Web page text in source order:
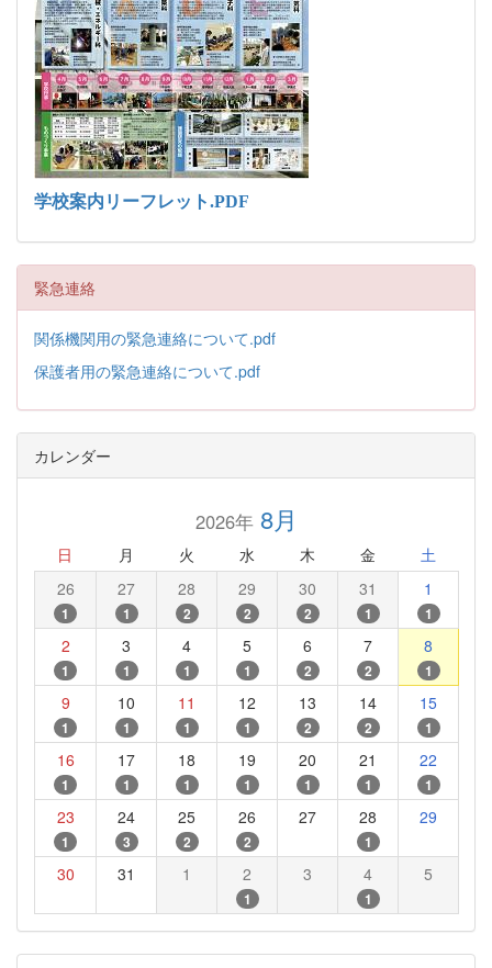
学校案内リーフレット.PDF
緊急連絡
関係機関用の緊急連絡について.pdf
保護者用の緊急連絡について.pdf
カレンダー
2026年8月
日 月 火 水 木 金 土
26
1
27
1
28
2
29
2
30
2
31
1
1
1
2
1
3
1
4
1
5
1
6
2
7
2
8
1
9
1
10
1
11
1
12
1
13
2
14
2
15
1
16
1
17
1
18
1
19
1
20
1
21
1
22
1
23
1
24
3
25
2
26
2
27 28
1
29
30 31 1 2
1
3 4
1
5